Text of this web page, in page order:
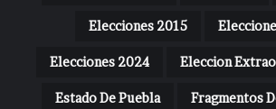
Elecciones 2015
Elecciones 2024 Eleccion
Estado De Puebla Fragmentos